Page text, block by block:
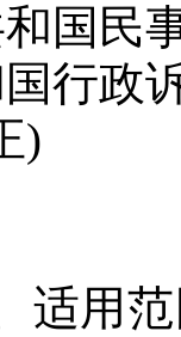
国民
行政
)
用范